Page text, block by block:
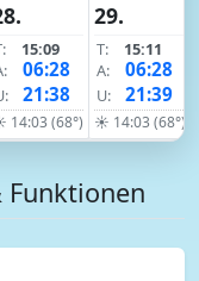
15:09
06:28
21:38
14:03 (68°)
29.
T:
15:11
A:
06:28
U: 21:39
☀ 14:03 (68°)
Funktionen